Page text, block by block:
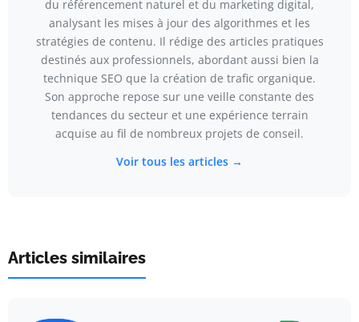
du référencement naturel et du marketing digital,
analysant les mises à jour des algorithmes et les
stratégies de contenu. Il rédige des articles pratiques
destinés aux professionnels, abordant aussi bien la
technique SEO que la création de trafic organique.
Son approche repose sur une veille constante des
tendances du secteur et une expérience terrain
acquise au fil de nombreux projets de conseil.
Voir tous les articles →
Articles similaires